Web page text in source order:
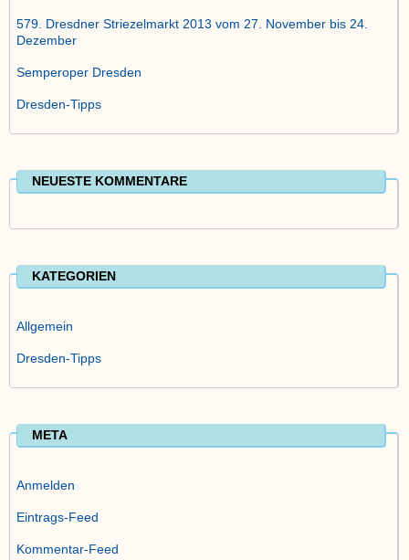
579. Dresdner Striezelmarkt 2013 vom 27. November bis 24.
Dezember
Semperoper Dresden
Dresden-Tipps
NEUESTE KOMMENTARE
KATEGORIEN
Allgemein
Dresden-Tipps
META
Anmelden
Eintrags-Feed
Kommentar-Feed